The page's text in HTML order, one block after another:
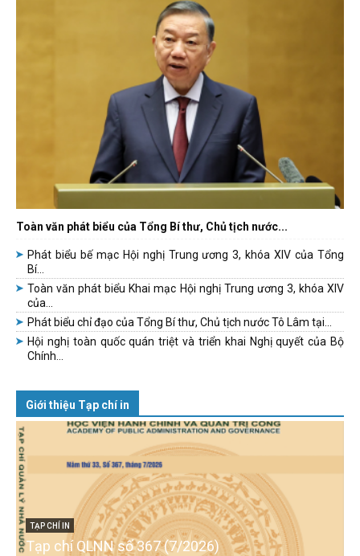
Toàn văn phát biểu của Tổng Bí thư, Chủ tịch nước...
Phát biểu bế mạc Hội nghị Trung ương 3, khóa XIV của Tổng
Bí...
Toàn văn phát biểu Khai mạc Hội nghị Trung ương 3, khóa XIV
của...
Phát biểu chỉ đạo của Tổng Bí thư, Chủ tịch nước Tô Lâm tại...
Hội nghị toàn quốc quán triệt và triển khai Nghị quyết của Bộ
Chính...
Giới thiệu Tạp chí in
TẠP CHÍ IN
Tạp chí QLNN số 367 (7/2026)